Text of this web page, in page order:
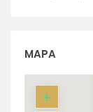
MAPA